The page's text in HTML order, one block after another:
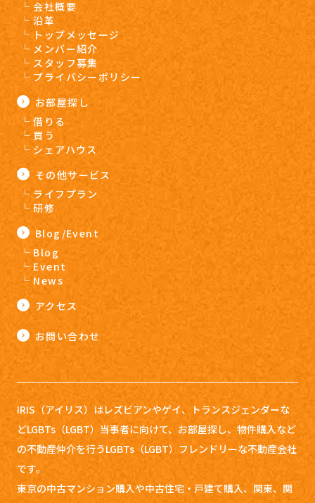
会社概要
沿革
トップメッセージ
メンバー紹介
スタッフ募集
プライバシーポリシー
お部屋探し
借りる
買う
シェアハウス
その他サービス
ライフプラン
研修
Blog/Event
Blog
Event
News
アクセス
お問い合わせ
IRIS（アイリス）はレズビアンやゲイ、トランスジェンダーな
どLGBTs（LGBT）当事者に向けて、お部屋探し、 物件購入など
の不動産仲介を行うLGBTs（LGBT）フレンドリーな不動産会社
です。
東京の中古マンション購入や中古住宅・戸建て購入、関東、関